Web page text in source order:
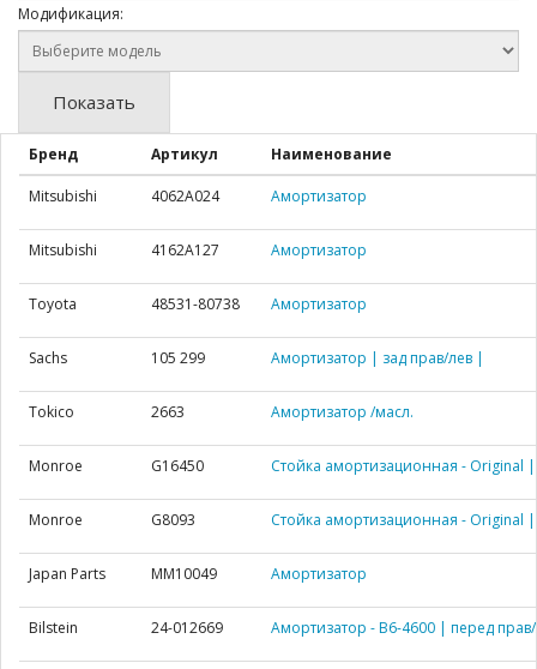
Модификация:
Показать
Бренд Артикул Наименование
Mitsubishi 4062A024 Амортизатор
Mitsubishi 4162A127 Амортизатор
Toyota 48531-80738 Амортизатор
Sachs 105 299 Амортизатор | зад прав/лев |
Tokico 2663 Амортизатор /масл.
Monroe G16450 Стойка амортизационная - Original
Monroe G8093 Стойка амортизационная - Original
Japan Parts MM10049 Амортизатор
Bilstein 24-012669 Амортизатор - B6-4600 | перед